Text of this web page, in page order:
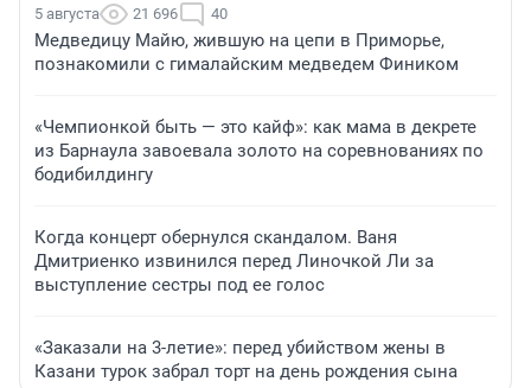
5 августа 21 696 40
Медведицу Майю, жившую на цепи в Приморье,
познакомили с гималайским медведем Фиником
«Чемпионкой быть — это кайф»: как мама в декрете
из Барнаула завоевала золото на соревнованиях по
бодибилдингу
Когда концерт обернулся скандалом. Ваня
Дмитриенко извинился перед Линочкой Ли за
выступление сестры под ее голос
«Заказали на 3-летие»: перед убийством жены в
Казани турок забрал торт на день рождения сына